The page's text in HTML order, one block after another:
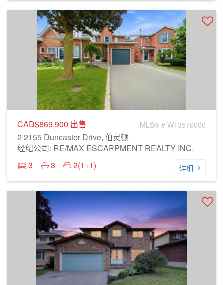
CAD$869,900 出售 MLS® # W13576006
2 2155 Duncaster Drive, 伯灵顿
经纪公司: RE/MAX ESCARPMENT REALTY INC.
3
3 2(1+1) 详细